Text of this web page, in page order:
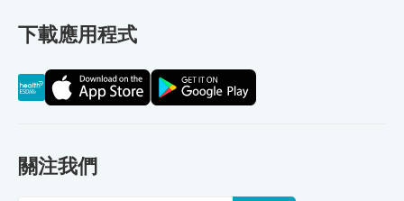
下載應用程式
關注我們